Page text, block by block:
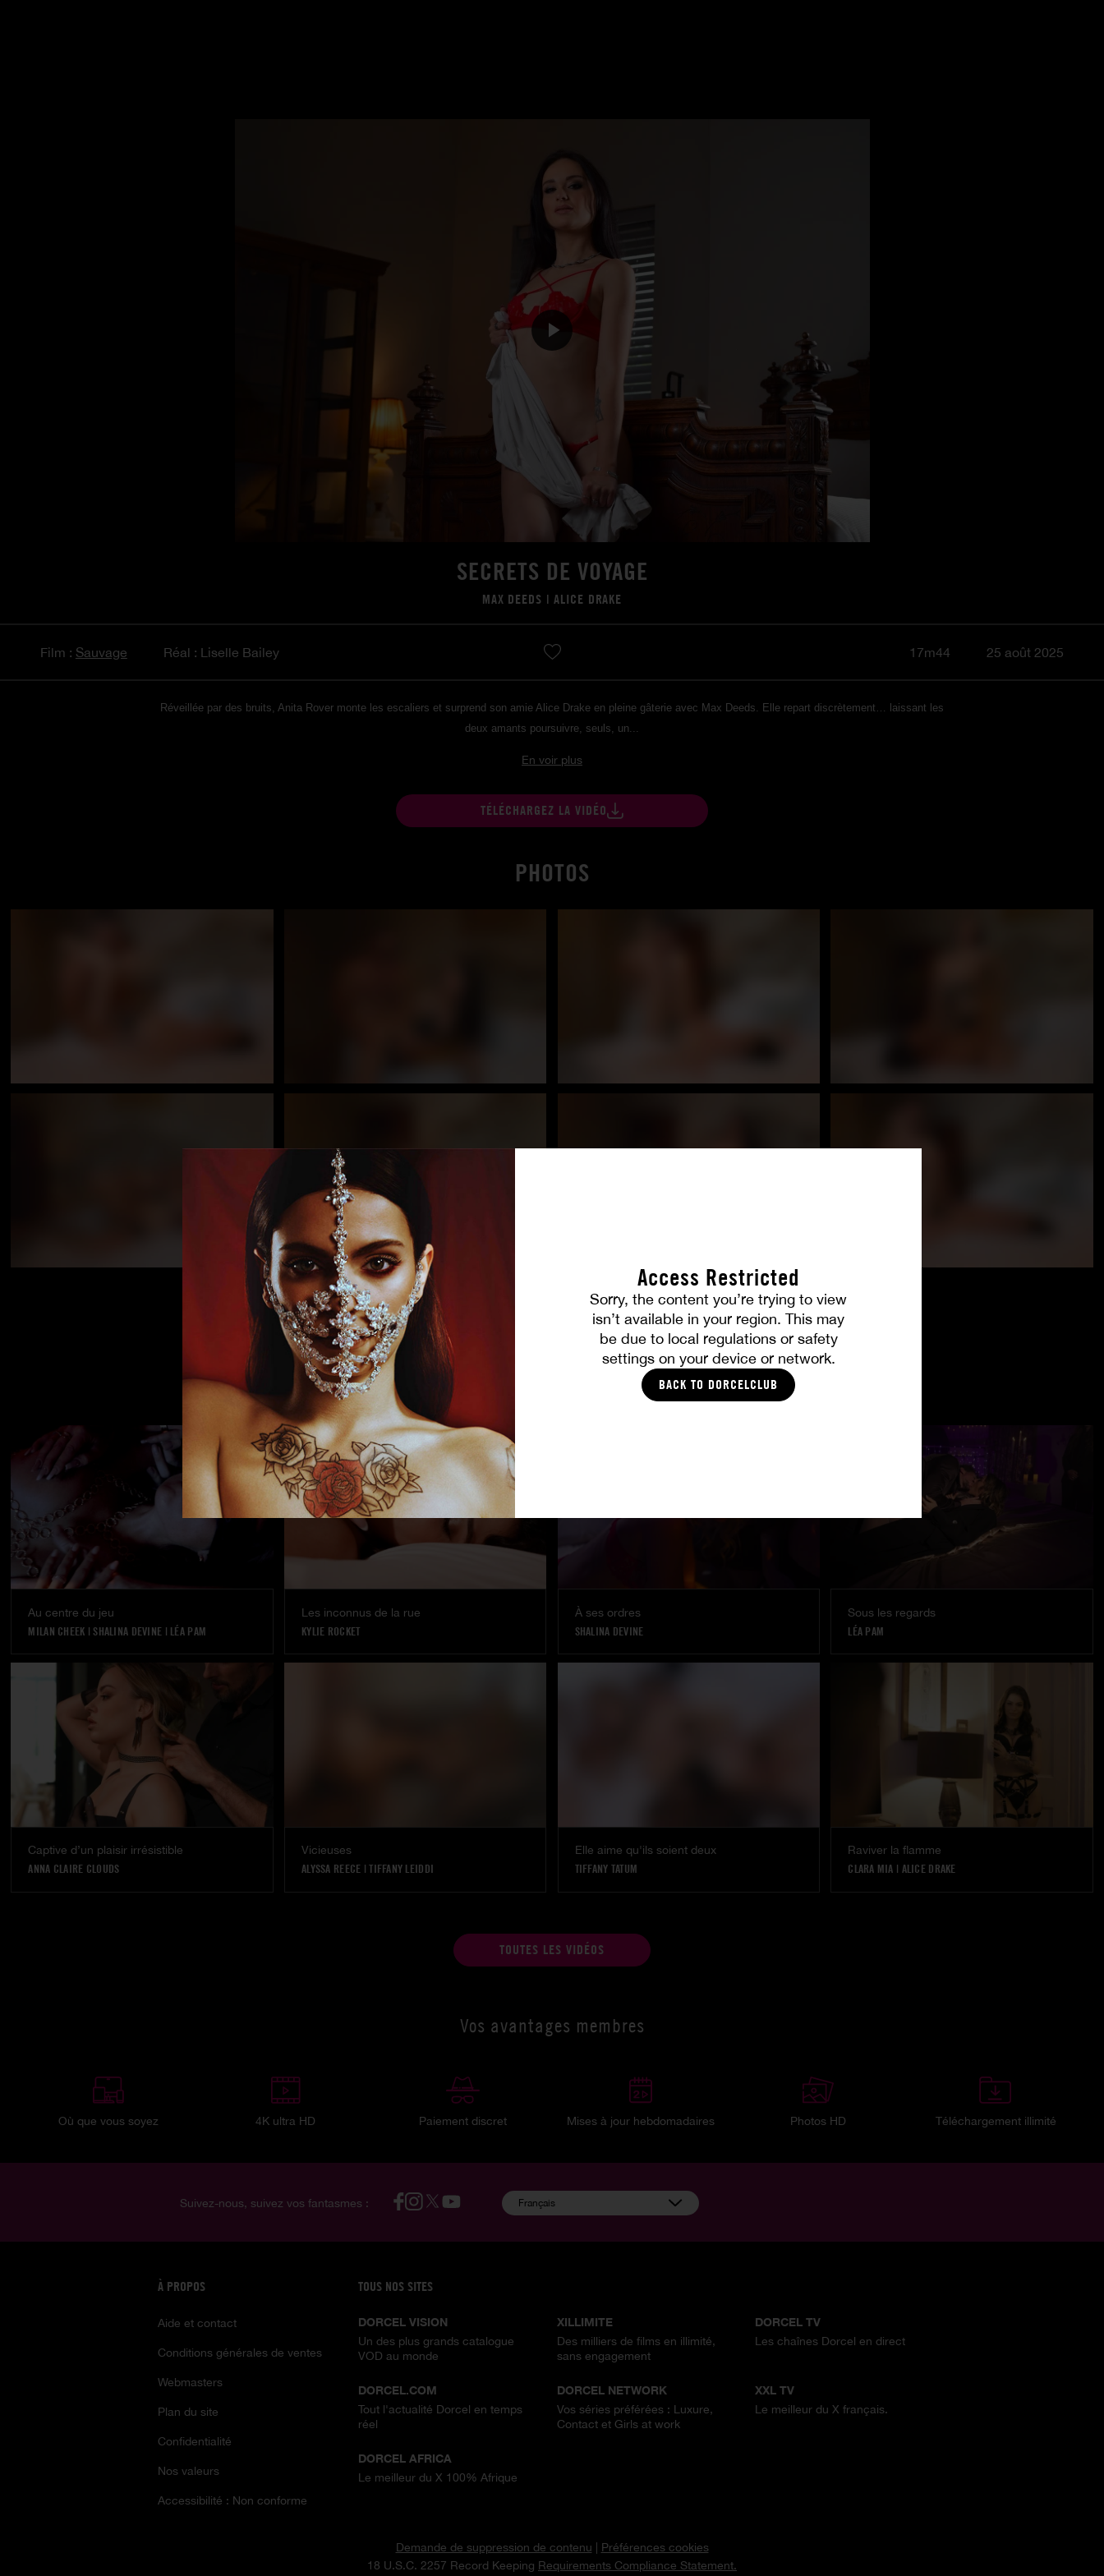
Access Restricted
Sorry, the content you’re trying to view
isn’t available in your region. This may
be due to local regulations or safety
settings on your device or network.
BACK TO DORCELCLUB
SECRETS DE VOYAGE
MAX DEEDS |ALICE DRAKE
Film : Sauvage Réal : Liselle Bailey 17m44 25 août 2025
Réveillée par des bruits, Anita Rover monte les escaliers et surprend son amie Alice Drake en pleine gâterie avec Max Deeds. Elle repart discrètement… laissant les
deux amants poursuivre, seuls, un...
En voir plus
TÉLÉCHARGEZ LA VIDÉO
PHOTOS
TOUTES LES PHOTOS
Au centre du jeu
MILAN CHEEK | SHALINA DEVINE | LÉA PAM
Les inconnus de la rue
KYLIE ROCKET
À ses ordres
SHALINA DEVINE
Sous les regards
LÉA PAM
Captive d’un plaisir irrésistible
ANNA CLAIRE CLOUDS
Vicieuses
ALYSSA REECE |TIFFANY LEIDDI
Elle aime qu'ils soient deux
TIFFANY TATUM
Raviver la flamme
CLARA MIA | ALICE DRAKE
TOUTES LES VIDÉOS
Vos avantages membres
Où que vous soyez 4K ultra HD Paiement discret Mises à jour hebdomadaires Photos HD Téléchargement illimité
Suivez-nous, suivez vos fantasmes : Français
À PROPOS
Aide et contact
Conditions générales de ventes
Webmasters
Plan du site
Confidentialité
Nos valeurs
Accessibilité : Non conforme
TOUS NOS SITES
DORCEL VISION
Un des plus grands catalogue
VOD au monde
XILLIMITE
Des milliers de films en illimité,
sans engagement
DORCEL TV
Les chaînes Dorcel en direct
DORCEL.COM
Tout l'actualité Dorcel en temps
réel
DORCEL NETWORK
Vos séries préférées : Luxure,
Contact et Girls at work
XXL TV
Le meilleur du X français.
DORCEL AFRICA
Le meilleur du X 100% Afrique
Demande de suppression de contenu
Préférences cookies
18 U.S.C. 2257 Record Keeping Requirements Compliance Statement.